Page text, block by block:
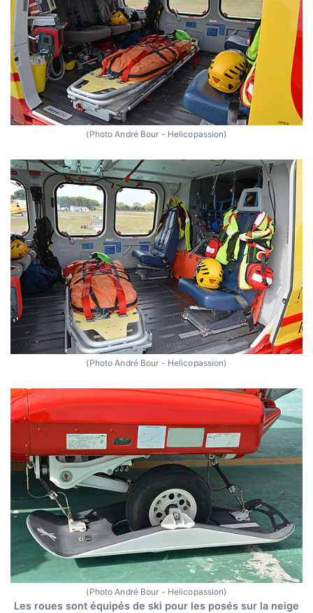
(Photo André Bour - Helicopassion)
(Photo André Bour - Helicopassion)
(Photo André Bour - Helicopassion)
Les roues sont équipés de ski pour les posés sur la neige